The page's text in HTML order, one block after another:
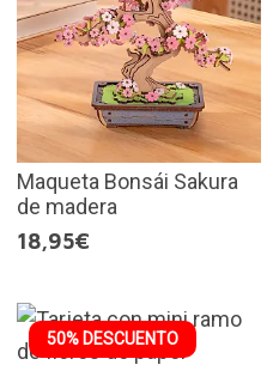
Maqueta Bonsái Sakura
de madera
18,95€
50% DESCUENTO